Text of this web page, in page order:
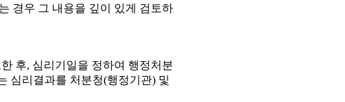
경우 그 내용을 깊이 있게 검토하
후, 심리기일을 정하여 행정처분
심리결과를 처분청(행정기관) 및